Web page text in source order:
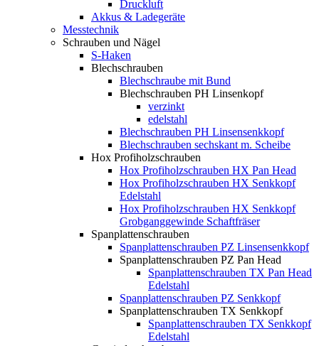
Druckluft
Akkus & Ladegeräte
Messtechnik
Schrauben und Nägel
S-Haken
Blechschrauben
Blechschraube mit Bund
Blechschrauben PH Linsenkopf
verzinkt
edelstahl
Blechschrauben PH Linsensenkkopf
Blechschrauben sechskant m. Scheibe
Hox Profiholzschrauben
Hox Profiholzschrauben HX Pan Head
Hox Profiholzschrauben HX Senkkopf
Edelstahl
Hox Profiholzschrauben HX Senkkopf
Grobganggewinde Schaftfräser
Spanplattenschrauben
Spanplattenschrauben PZ Linsensenkkopf
Spanplattenschrauben PZ Pan Head
Spanplattenschrauben TX Pan Head
Edelstahl
Spanplattenschrauben PZ Senkkopf
Spanplattenschrauben TX Senkkopf
Spanplattenschrauben TX Senkkopf
Edelstahl